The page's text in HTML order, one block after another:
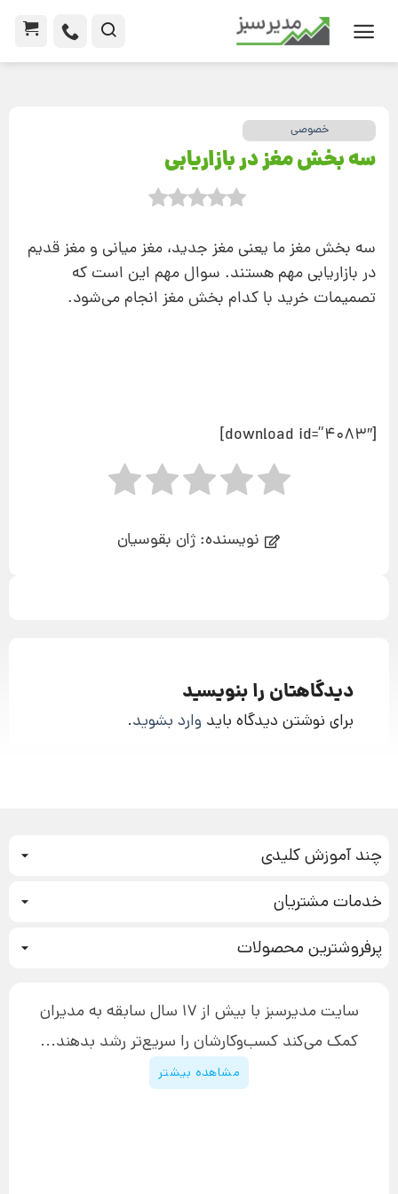
خصوصی
سه بخش مغز در بازاریابی
سه بخش مغز ما یعنی مغز جدید، مغز میانی و مغز قدیم
در بازاریابی مهم هستند. سوال مهم این است که
تصمیمات خرید با کدام بخش مغز انجام می‌شود.
[download id=”4083″]
نویسنده: ژان بقوسیان
دیدگاهتان را بنویسید
برای نوشتن دیدگاه باید وارد بشوید.
چند آموزش کلیدی
بازاریابی عصبی
تبلیغ نویسی
افزایش عملکرد
چگونه کتاب بنویسیم
دوره اینستاگرام
خدمات مشتریان
آموزش دسترسی به دانلود فایل‌ها
پیگیری سفارش
پشتیبانی
قوانین و مقررات سایت
پرفروشترین محصولاتدوره جدید سیستم سازی
سایت مدیرسبز با بیش از 17 سال سابقه به مدیران
کمک می‌کند کسب‌و‌کارشان را سریع‌تر رشد بدهند...
مشاهده بیشتر